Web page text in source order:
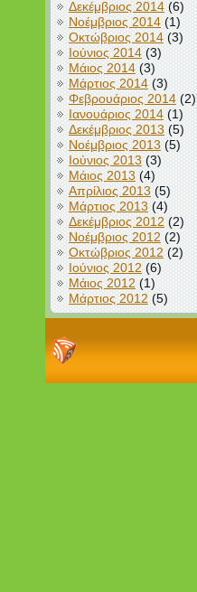
Δεκέμβριος 2014(6)
Νοέμβριος 2014(1)
Οκτώβριος 2014(3)
Ιούνιος 2014(3)
Μάιος 2014(3)
Μάρτιος 2014(3)
Φεβρουάριος 2014(2)
Ιανουάριος 2014(1)
Δεκέμβριος 2013 (5)
Νοέμβριος 2013(5)
Ιούνιος 2013(3)
Μάιος 2013(4)
Απρίλιος 2013 (5)
Μάρτιος 2013 (4)
Δεκέμβριος 2012 (2)
Νοέμβριος 2012 (2)
Οκτώβριος 2012 (2)
Ιούνιος 2012 (6)
Μάιος 2012 (1)
Μάρτιος 2012 (5)